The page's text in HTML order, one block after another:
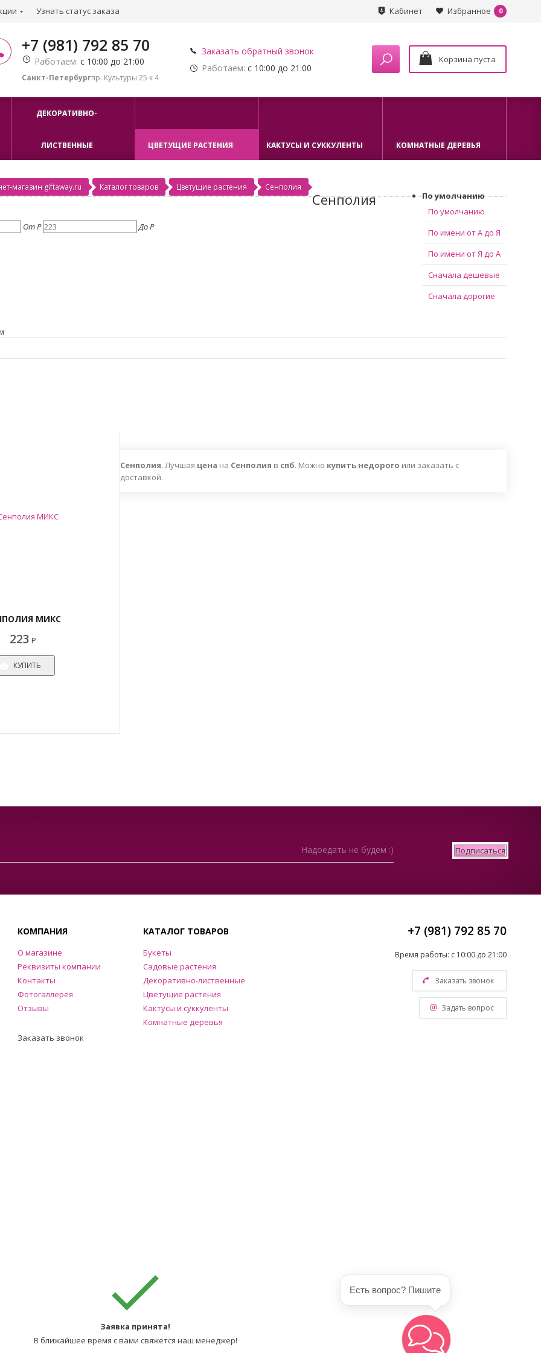
Узнать статус заказа Избранное 0
Кабинет
+7 (981) 792 85 70
Работаем: с 10:00 до 21:00
Санкт-Петербургпр. Культуры 25 к 4
Заказать обратный звонок
Работаем: с 10:00 до 21:00
Корзина пуста
ДЕКОРАТИВНО-
ЛИСТВЕННЫЕ ЦВЕТУЩИЕ РАСТЕНИЯ КАКТУСЫ И СУККУЛЕНТЫ КОМНАТНЫЕ ДЕРЕВЬЯ
магазин giftaway.ru Каталог товаров Цветущие растения Сенполия
Сенполия
По умолчанию
По умолчанию
По имени от А до Я
По имени от Я до А
Сначала дешевые
Сначала дорогие
ОтР ДоР
МИКС
223 Р
КУПИТЬ
Сенполия. Лучшая цена на Сенполия в спб. Можно купить недорого или заказать с
доставкой.
Надоедать не будем :) Подписаться
КОМПАНИЯ
О магазине
Реквизиты компании
Контакты
Фотогаллерея
Отзывы
КАТАЛОГ ТОВАРОВ
Букеты
Садовые растения
Декоративно-лиственные
Цветущие растения
Кактусы и суккуленты
Комнатные деревья
+7 (981) 792 85 70
Время работы: с 10:00 до 21:00
Заказать звонок
Задать вопрос
Заказать звонок
Заявка принята!
В ближайшее время с вами свяжется наш менеджер!
Есть вопрос? Пишите